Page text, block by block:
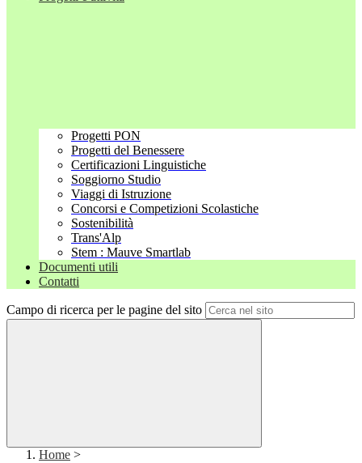
Progetti PON
Progetti del Benessere
Certificazioni Linguistiche
Soggiorno Studio
Viaggi di Istruzione
Concorsi e Competizioni Scolastiche
Sostenibilità
Trans'Alp
Stem : Mauve Smartlab
Documenti utili
Contatti
Campo di ricerca per le pagine del sito
Home >